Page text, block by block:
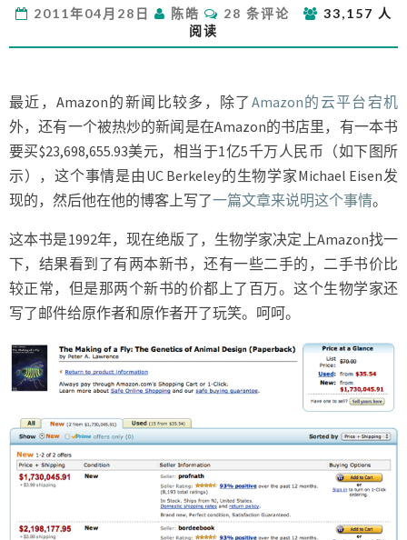
为
什
到
了
$2000
万
2011年04月28日 陈皓
评
论
28 条评论
33,157 人
阅读
最近，Amazon的新闻比较多，除了 Amazon的云平台宕机
外，还有一个被热炒的新闻是在Amazon的书店里，有一本书
要买$23,698,655.93美元，相当于1亿5千万人民币（如下图所
示），这个事情是由UC Berkeley的生物学家Michael Eisen发
现的，然后他在他的博客上写了一篇文章来说明这个事情。
这本书是1992年，现在绝版了，生物学家决定上Amazon找一
下，结果看到了有两本新书，还有一些二手的，二手书价比
较正常，但是那两个新书的价都上了百万。这个生物学家还
写了邮件给原作者和原作者开了玩笑。呵呵。